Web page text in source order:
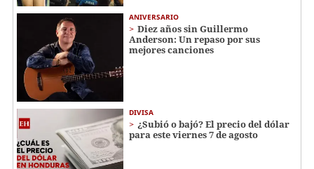
ANIVERSARIO
Diez años sin Guillermo
Anderson: Un repaso por sus
mejores canciones
DIVISA
¿Subió o bajó? El precio del dólar
para este viernes 7 de agosto